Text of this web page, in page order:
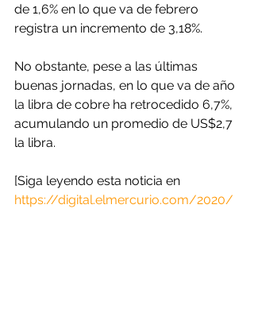
de 1,6% en lo que va de febrero
registra un incremento de 3,18%.
No obstante, pese a las últimas
buenas jornadas, en lo que va de año
la libra de cobre ha retrocedido 6,7%,
acumulando un promedio de US$2,7
la libra.
[Siga leyendo esta noticia en
https://digital.elmercurio.com/2020/